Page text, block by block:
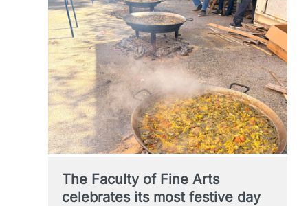
PRODUCCIÓ
ARTÍSTICA
The Faculty of Fine Arts
celebrates its most festive day